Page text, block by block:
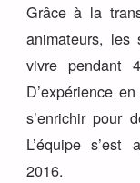
Grâce à la
animateurs,
vivre pendant
D’expérience
s’enrichir pour
L’équipe
2016.